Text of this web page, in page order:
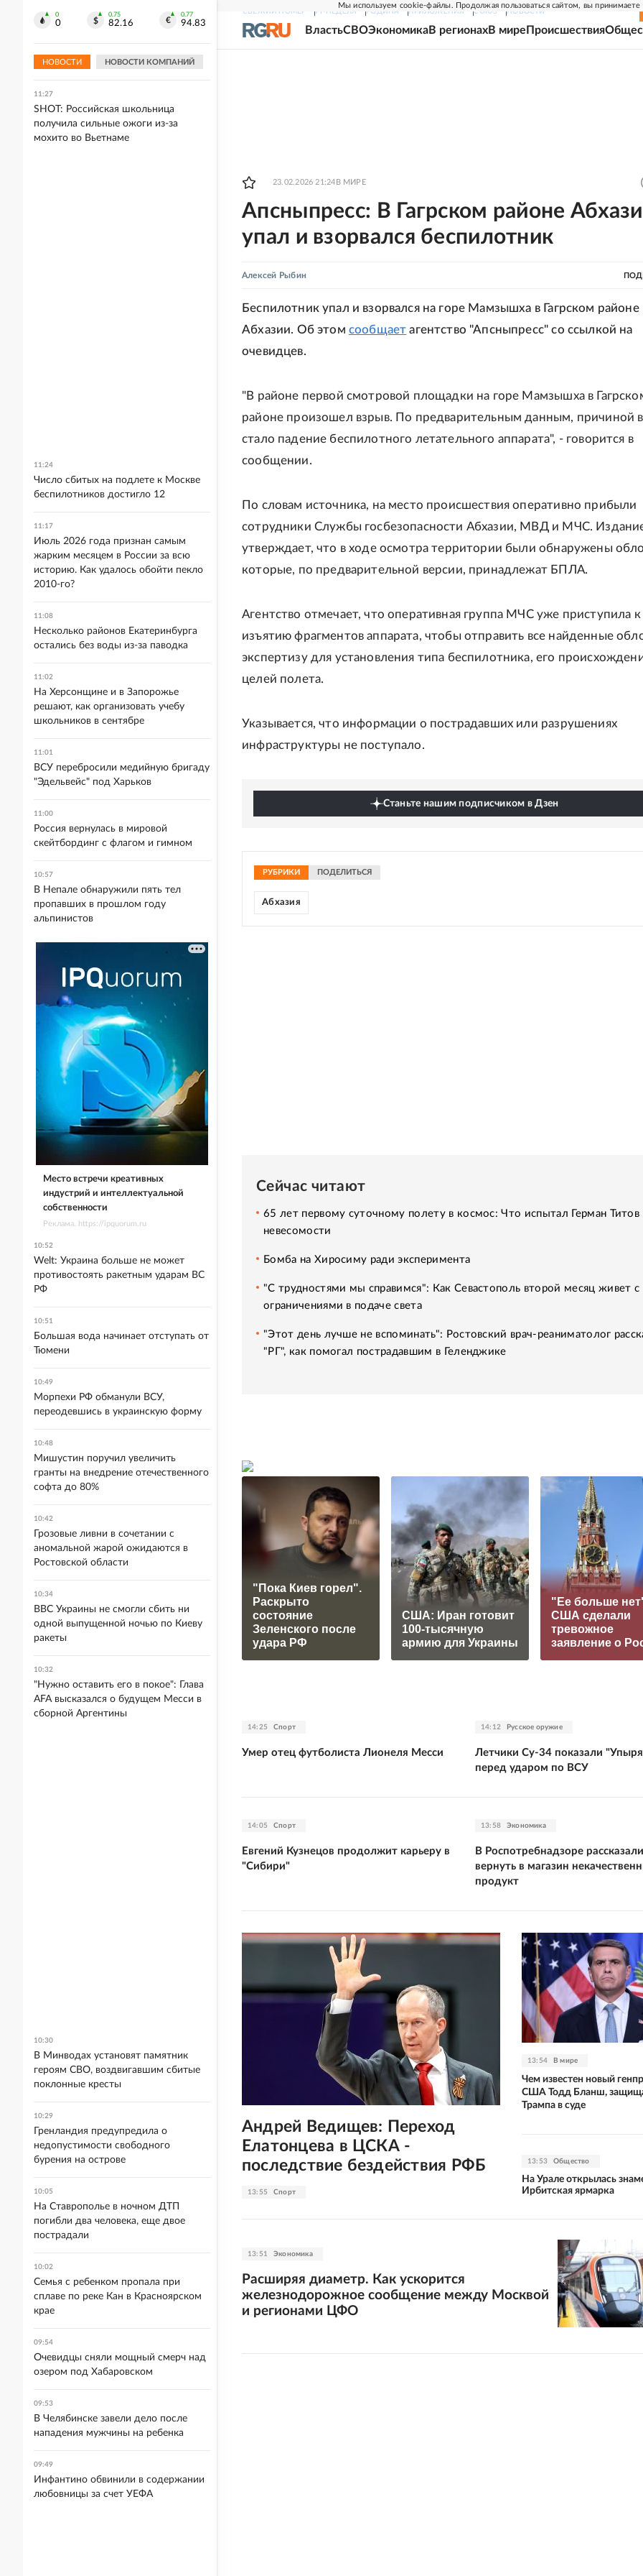
Мы используем cookie-файлы. Продолжая пользоваться сайтом, вы принимаете
СВЕЖИЙ НОМЕР РГ-НЕДЕЛЯ РОДИНА ПРИЛОЖЕНИЯ СОЮЗ НОВОСТИ
ВластьСВОЭкономикаВ регионахВ мире Происшествия
23.02.2026 21:24 В МИРЕ
Апсныпресс: В Гагрском районе
упал и взорвался беспилотник
Алексей Рыбин
Беспилотник упал и взорвался на горе Мамзышха в Гагрском районе
Абхазии. Об этом сообщает агентство "Апсныпресс" со ссылкой на
очевидцев.
"В районе первой смотровой площадки на горе Мамзышха в
районе произошел взрыв. По предварительным данным, причиной
стало падение беспилотного летательного аппарата", - говорится в
сообщении.
По словам источника, на место происшествия оперативно прибыли
сотрудники Службы госбезопасности Абхазии, МВД и МЧС.
утверждает, что в ходе осмотра территории были обнаружены
которые, по предварительной версии, принадлежат БПЛА.
Агентство отмечает, что оперативная группа МЧС уже приступила к
изъятию фрагментов аппарата, чтобы отправить все найденные
экспертизу для установления типа беспилотника, его
целей полета.
Указывается, что информации о пострадавших или разрушениях
инфраструктуры не поступало.
Станьте нашим подписчиком в Дзен
РУБРИКИ ПОДЕЛИТЬСЯ
Абхазия
Сейчас читают
65 лет первому суточному полету в космос: Что испытал Герман Титов
невесомости
Бомба на Хиросиму ради эксперимента
"С трудностями мы справимся": Как Севастополь второй месяц живет с
ограничениями в подаче света
"Этот день лучше не вспоминать": Ростовский врач-реаниматолог
"РГ", как помогал пострадавшим в Геленджике
"Пока Киев горел".
Раскрыто
состояние
Зеленского после
удара РФ
США: Иран готовит
100-тысячную
армию для Украины
"Ее больше
США сделали
тревожное
заявление о
14:25 Спорт
Умер отец футболиста Лионеля Месси
14:12 Русское оружие
Летчики Су-34 показали
перед ударом по ВСУ
14:05 Спорт
Евгений Кузнецов продолжит карьеру в
"Сибири"
13:58 Экономика
В Роспотребнадзоре
вернуть в магазин
продукт
13:55 Спорт
Андрей Ведищев: Переход
Елатонцева в ЦСКА -
последствие бездействия РФБ
13:54 В мире
Чем известен новый
США Тодд Бланш,
Трампа в суде
13:53 Общество
На Урале открылась
Ирбитская ярмарка
13:51 Экономика
Расширяя диаметр. Как ускорится
железнодорожное сообщение между Москвой
и регионами ЦФО
0
0
0.75
82.16
0.77
94.83
НОВОСТИ НОВОСТИ КОМПАНИЙ
11:31
из-за жары
11:27
SHOT: Российская школьница
получила сильные ожоги из-за
мохито во Вьетнаме
11:24
Число сбитых на подлете к Москве
беспилотников достигло 12
11:17
Июль 2026 года признан самым
жарким месяцем в России за всю
историю. Как удалось обойти пекло
2010-го?
11:08
Несколько районов Екатеринбурга
остались без воды из-за паводка
11:02
На Херсонщине и в Запорожье
решают, как организовать учебу
школьников в сентябре
11:01
ВСУ перебросили медийную бригаду
"Эдельвейс" под Харьков
11:00
Россия вернулась в мировой
скейтбординг с флагом и гимном
10:57
В Непале обнаружили пять тел
пропавших в прошлом году
альпинистов
Место встречи креативных
индустрий и интеллектуальной
собственности
Реклама. https://ipquorum.ru
10:52
Welt: Украина больше не может
противостоять ракетным ударам ВС
РФ
10:51
Большая вода начинает отступать от
Тюмени
10:49
Морпехи РФ обманули ВСУ,
переодевшись в украинскую форму
10:48
Мишустин поручил увеличить
гранты на внедрение отечественного
софта до 80%
10:42
Грозовые ливни в сочетании с
аномальной жарой ожидаются в
Ростовской области
10:34
ВВС Украины не смогли сбить ни
одной выпущенной ночью по Киеву
ракеты
10:32
"Нужно оставить его в покое": Глава
AFA высказался о будущем Месси в
сборной Аргентины
10:30
В Минводах установят памятник
героям СВО, воздвигавшим сбитые
поклонные кресты
10:29
Гренландия предупредила о
недопустимости свободного
бурения на острове
10:05
На Ставрополье в ночном ДТП
погибли два человека, еще двое
пострадали
10:02
Семья с ребенком пропала при
сплаве по реке Кан в Красноярском
крае
09:54
Очевидцы сняли мощный смерч над
озером под Хабаровском
09:53
В Челябинске завели дело после
нападения мужчины на ребенка
09:49
Инфантино обвинили в содержании
любовницы за счет УЕФА